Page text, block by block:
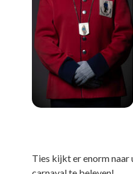
Ties kijkt er enorm naar